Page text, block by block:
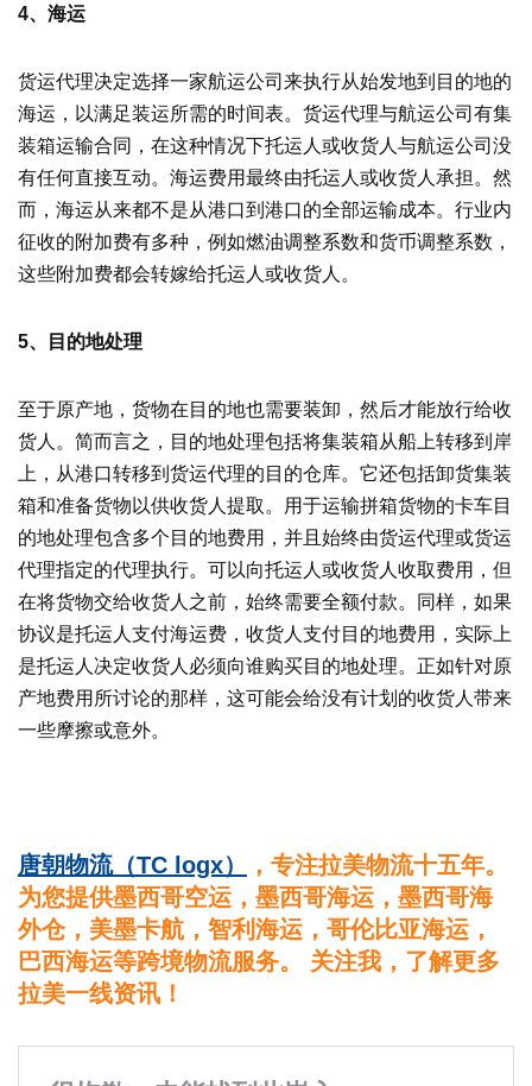
4、海运
货运代理决定选择一家航运公司来执行从始发地到目的地的
海运，以满足装运所需的时间表。货运代理与航运公司有集
装箱运输合同，在这种情况下托运人或收货人与航运公司没
有任何直接互动。海运费用最终由托运人或收货人承担。然
而，海运从来都不是从港口到港口的全部运输成本。行业内
征收的附加费有多种，例如燃油调整系数和货币调整系数，
这些附加费都会转嫁给托运人或收货人。
5、目的地处理
至于原产地，货物在目的地也需要装卸，然后才能放行给收
货人。简而言之，目的地处理包括将集装箱从船上转移到岸
上，从港口转移到货运代理的目的仓库。它还包括卸货集装
箱和准备货物以供收货人提取。用于运输拼箱货物的卡车目
的地处理包含多个目的地费用，并且始终由货运代理或货运
代理指定的代理执行。可以向托运人或收货人收取费用，但
在将货物交给收货人之前，始终需要全额付款。同样，如果
协议是托运人支付海运费，收货人支付目的地费用，实际上
是托运人决定收货人必须向谁购买目的地处理。正如针对原
产地费用所讨论的那样，这可能会给没有计划的收货人带来
一些摩擦或意外。
唐朝物流（TC logx）
，专注拉美物流十五年。
为您提供墨西哥空运，墨西哥海运，墨西哥海
外仓，美墨卡航，智利海运，哥伦比亚海运，
巴西海运等跨境物流服务。 关注我，了解更多
拉美一线资讯！